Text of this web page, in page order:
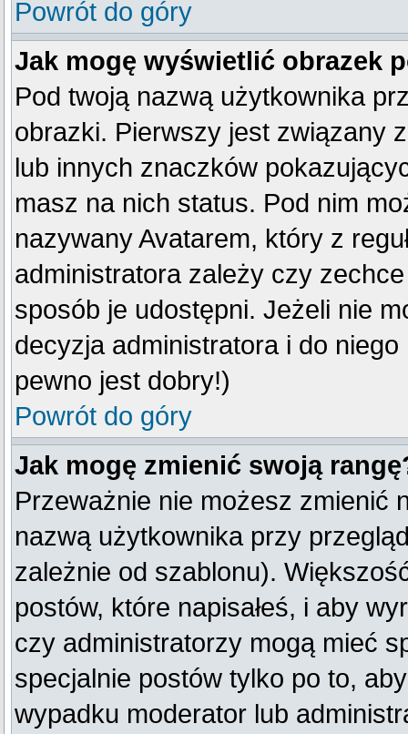
Powrót do góry
Jak mogę wyświetlić obrazek
Pod twoją nazwą użytkownika
obrazki. Pierwszy jest związany
lub innych znaczków
masz na nich status. Pod nim
nazywany Avatarem, który z
administratora zależy czy
sposób je udostępni. Jeżeli nie
decyzja administratora i do
pewno jest dobry!)
Powrót do góry
Jak mogę zmienić swoją
Przeważnie nie możesz zmienić
nazwą użytkownika przy
zależnie od szablonu).
postów, które napisałeś, i aby
czy administratorzy mogą mieć
specjalnie postów tylko po to,
wypadku moderator lub